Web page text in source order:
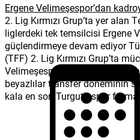
Ergene Velimeşespor’dan
2. Lig Kırmızı Grup’ta yer alan
liglerdeki tek temsilcisi Ergene
güçlendirmeye devam ediyor
(TFF) 2. Lig Kırmızı Grup’ta
Velimeşespor kadrosunu
beyazlılar transfer döneminin
kala en son Turgutluspor